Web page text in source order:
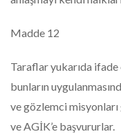
Madde 12
Taraflar yukarıda
bunların
ve gözlemci
ve AGİK’e başvururlar.